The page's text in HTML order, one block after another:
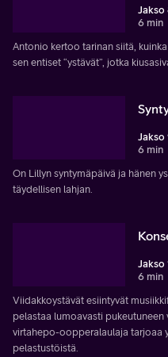
Jakso
6 min
Antonio kertoo tarinan siitä,
sen entiset “ystävät”, jotka
Jakso
6 min
On Lillyn syntymäpäivä ja hänen
täydellisen lahjan.
Jakso
6 min
Viidakkoystävät esiintyvät
pelastaa lumoavasti pukeutuneen
virtahepo-oopperalaulaja tarjoaa
pelastustöistä.